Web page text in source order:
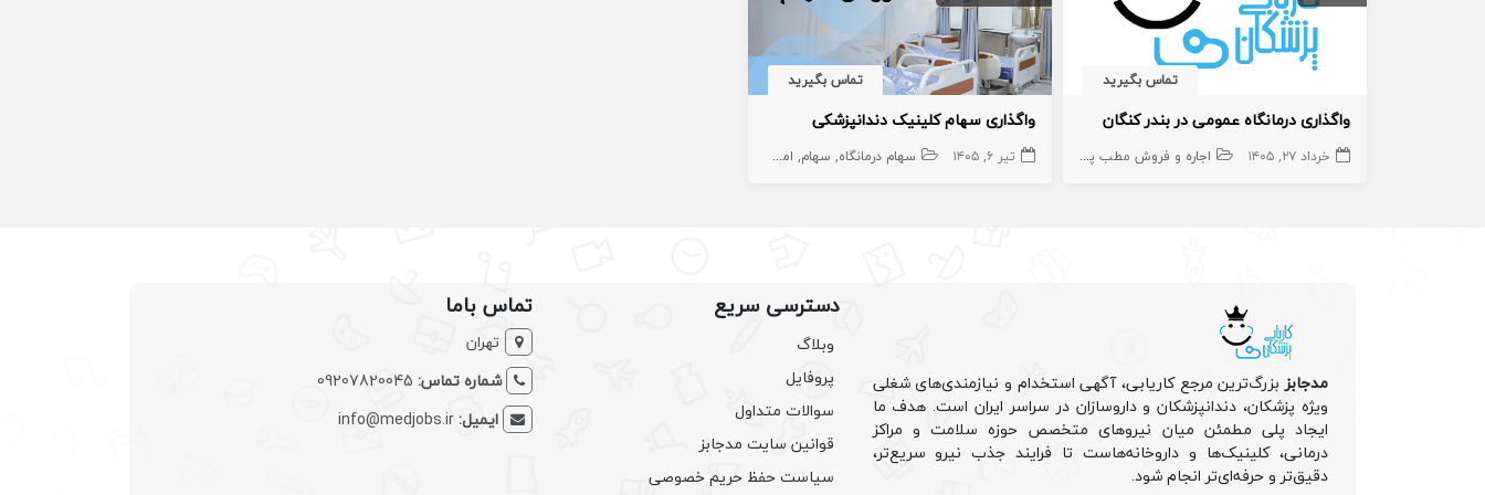
تماس بگیرید
واگذاری درمانگاه عمومی در بندر کنگان
خرداد ۲۷, ۱۴۰۵ اجاره و فروش مطب پزشک سهام درمانگاه مطب املاک،سهام و امتیاز
تماس بگیرید
واگذاری سهام کلینیک دندانپزشکی
تیر ۶, ۱۴۰۵ سهام درمانگاه سهام املاک،سهام و امتیاز
مدجابزبزرگ‌ترین مرجع کاریابی، آگهی استخدام و نیازمندی‌های شغلی
ویژه پزشکان، دندانپزشکان و داروسازان در سراسر ایران است. هدف ما
ایجاد پلی مطمئن میان نیروهای متخصص حوزه سلامت و مراکز
درمانی، کلینیک‌ها و داروخانه‌هاست تا فرایند جذب نیرو سریع‌تر،
دقیق‌تر و حرفه‌ای‌تر انجام شود.
دسترسی سریع
وبلاگ
پروفایل
سوالات متداول
قوانین سایت مدجابز
سیاست حفظ حریم خصوصی
تماس باما
تهران
شماره تماس: 09207820045
ایمیل:info@medjobs.ir